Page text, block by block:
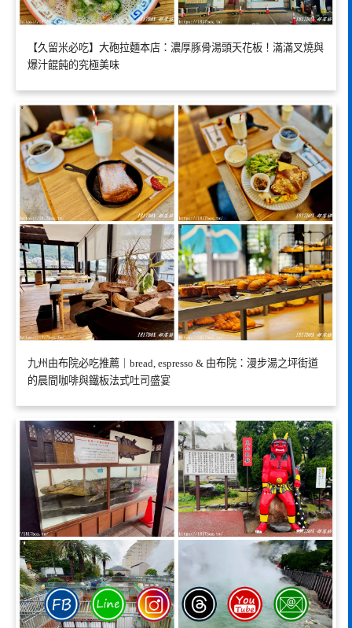
【久留米必吃】大砲拉麵本店：濃厚豚骨湯頭天花板！滿滿叉燒與
爆汁餛飩的究極美味
九州由布院必吃推薦｜bread, espresso & 由布院：漫步湯之坪街道
的晨間咖啡與鐵板法式吐司盛宴